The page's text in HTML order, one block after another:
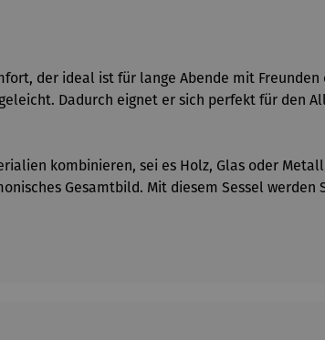
der ideal ist für lange Abende mit
Dadurch eignet er sich perfekt für den
kombinieren, sei es Holz, Glas oder
Gesamtbild. Mit diesem Sessel